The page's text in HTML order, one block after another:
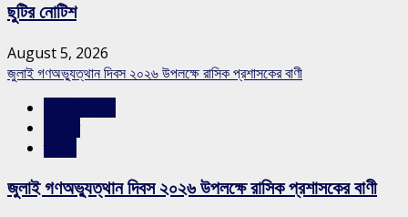
ছুটির নোটিশ
August 5, 2026
জুলাই গণঅভ্যুত্থান দিবস ২০২৬ উপলক্ষে রাসিক প্রশাসকের বাণী
জুলাই গণঅভ্যুত্থান দিবস ২০২৬ উপলক্ষে রাসিক প্রশাসকের বাণী